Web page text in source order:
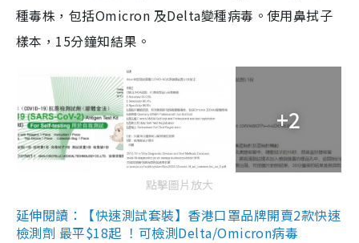
種毒株，包括Omicron 及Delta變種病毒。使用鼻拭子
樣本，15分鐘知結果。
+2
點擊圖片放大
延伸閱讀：【快速測試套裝】香港口罩品牌開賣2款快速
檢測劑 最平$18起 ！可檢測Delta/Omicron病毒